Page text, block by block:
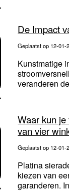
De Impact
Geplaatst op 12-01-
Kunstmatige
veranderen
Waar kun
van vier
Geplaatst op 12-01-
Platina
kiezen van
garanderen.